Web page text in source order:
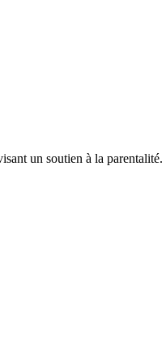
un soutien à la parentalité.